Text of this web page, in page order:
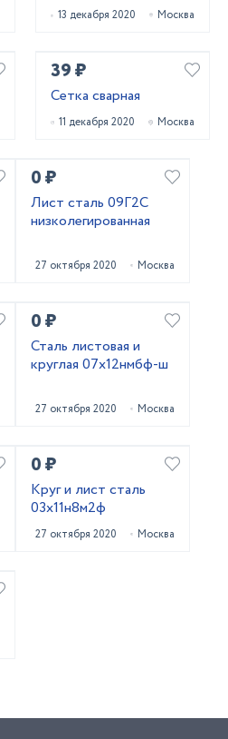
13 декабря 2020 Москва
39 ₽
Сетка сварная
11 декабря 2020 Москва
0 ₽
Лист сталь 09Г2С
низколегированная
27 октября 2020 Москва
0 ₽
Сталь листовая и
круглая 07х12нмбф-ш
27 октября 2020 Москва
0 ₽
Круг и лист сталь
03х11н8м2ф
27 октября 2020 Москва